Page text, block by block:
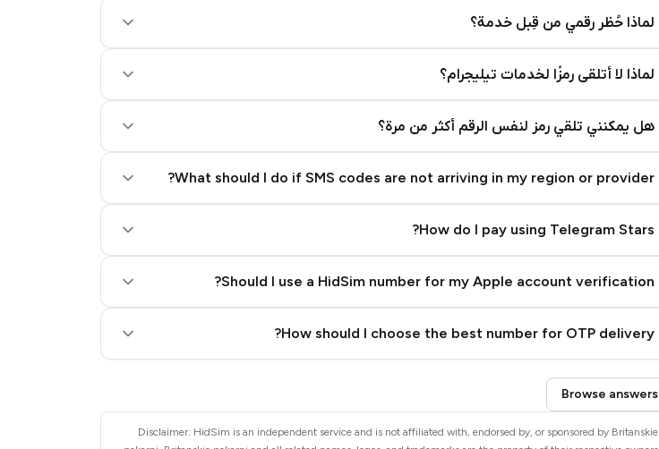
لماذا حُظر رقمي من قِبل خدمة؟
لماذا لا أتلقى رمزًا لخدمات تيليجرام؟
هل يمكنني تلقي رمز لنفس الرقم أكثر من مرة؟
What should I do if SMS codes are not arriving in my region or provider?
How do I pay using Telegram Stars?
Step 3: Pay our bot with Stars
Should I use a HidSim number for my Apple account verification?
How should I choose the best number for OTP delivery?
Quality High To Low
Browse answers
Disclaimer: HidSim is an independent service and is not affiliated with, endorsed by, or sponsored by Britanskie